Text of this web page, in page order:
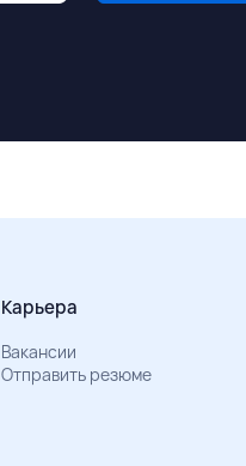
Карьера
Вакансии
Отправить резюме